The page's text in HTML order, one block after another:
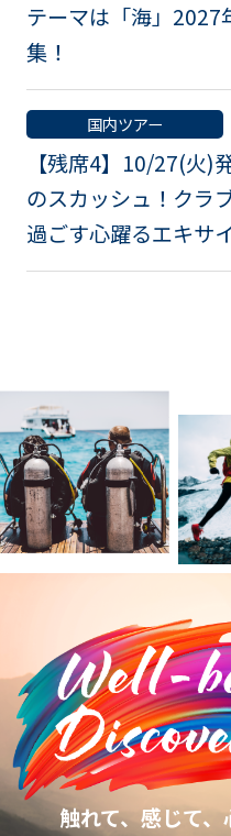
テーマは「海」2027
集！
国内ツアー
【残席4】10/27(火
のスカッシュ！クラ
過ごす心躍るエキサ
触れて、感じて、